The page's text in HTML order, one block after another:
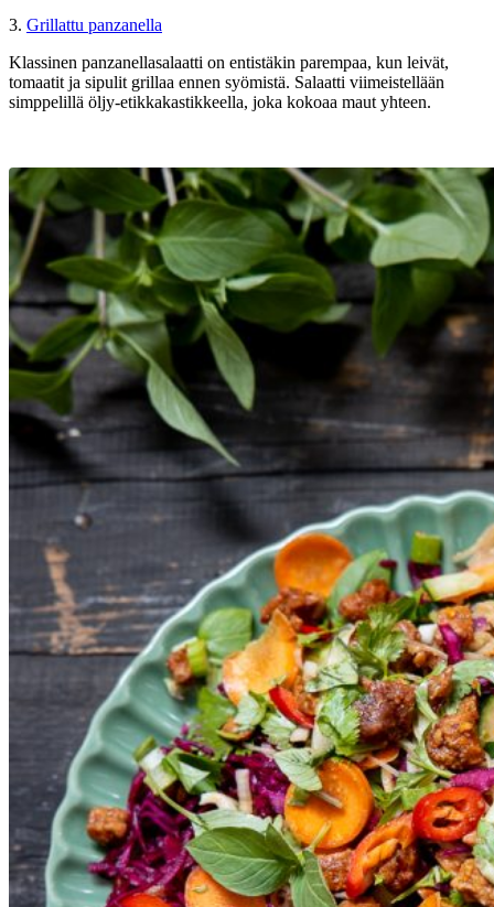
3. Grillattu panzanella
Klassinen panzanellasalaatti on entistäkin parempaa, kun leivät,
tomaatit ja sipulit grillaa ennen syömistä. Salaatti viimeistellään
simppelillä öljy-etikkakastikkeella, joka kokoaa maut yhteen.